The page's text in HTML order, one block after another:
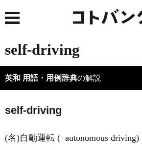
self-driving
英和 用語・用例辞典の解説
self-driving
(名)自動運転 (=autonomous driving)